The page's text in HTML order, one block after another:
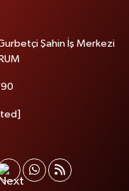
Şahin İş Merkezi